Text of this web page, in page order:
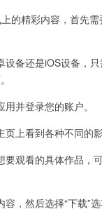
精彩内容，首先需
备还是iOS设备，只
并登录您的账户。
上看到各种不同的影
观看的具体作品，
，然后选择“下载”